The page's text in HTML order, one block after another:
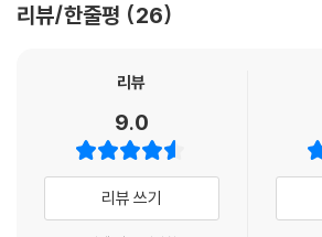
리뷰/한줄평 26
리뷰
9.0
리뷰 쓰기